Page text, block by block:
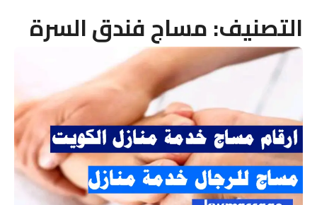
التصنيف:مساج فندق السرة